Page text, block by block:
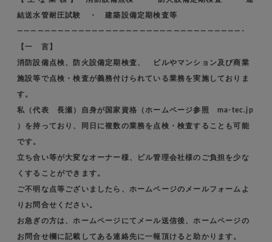
結送水管耐圧試験 ・ 建築設備定期検査等
—————————————————————————————————-
【一 言】
消防設備点検、防火設備定期検査、 ビルやマンション及び商業
施設等で点検・検査が義務付けられている業務を実施しておりま
す。
私（代表 長瀬）自身が国家資格（ホームページ参照 ma-tec.jp
）を持っており、同日に複数の業務を点検・検査することも可能
です。
立ち合い等が大変なオーナー様、ビル管理会社様のご負担を少な
くすることができます。
ご不明な点等ございましたら、ホームページのメールフォームよ
りお問合せください。
お急ぎの方は、ホームページにてメール送信後、ホームページの
お問合せ欄に記載してある連絡先に一報頂けると助かります。